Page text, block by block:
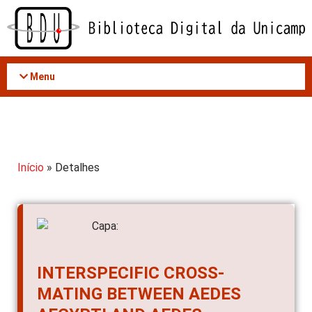
Acessar
conteúdo
Menu
Início » Detalhes
MATING BETWEEN AEDES
AEGYPTI AND AEDES